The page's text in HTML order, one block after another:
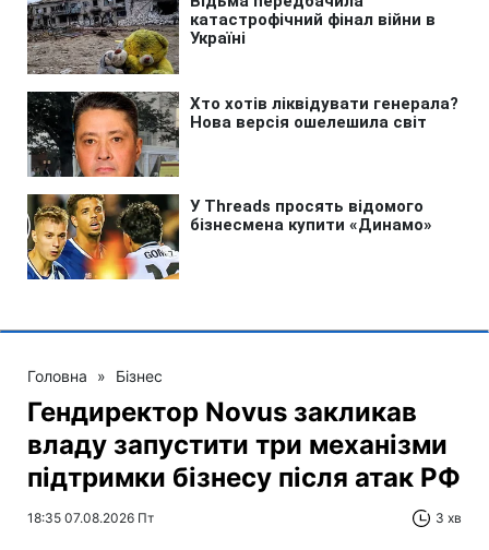
Головна » Бізнес
Гендиректор Novus закликав
владу запустити три механізми
підтримки бізнесу після атак РФ
18:35 07.08.2026 Пт 3 хв